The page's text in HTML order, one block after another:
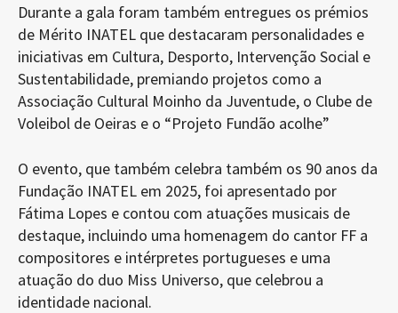
Durante a gala foram também entregues os prémios
de Mérito INATEL que destacaram personalidades e
iniciativas em Cultura, Desporto, Intervenção Social e
Sustentabilidade, premiando projetos como a
Associação Cultural Moinho da Juventude, o Clube de
Voleibol de Oeiras e o “Projeto Fundão acolhe”
O evento, que também celebra também os 90 anos da
Fundação INATEL em 2025, foi apresentado por
Fátima Lopes e contou com atuações musicais de
destaque, incluindo uma homenagem do cantor FF a
compositores e intérpretes portugueses e uma
atuação do duo Miss Universo, que celebrou a
identidade nacional.